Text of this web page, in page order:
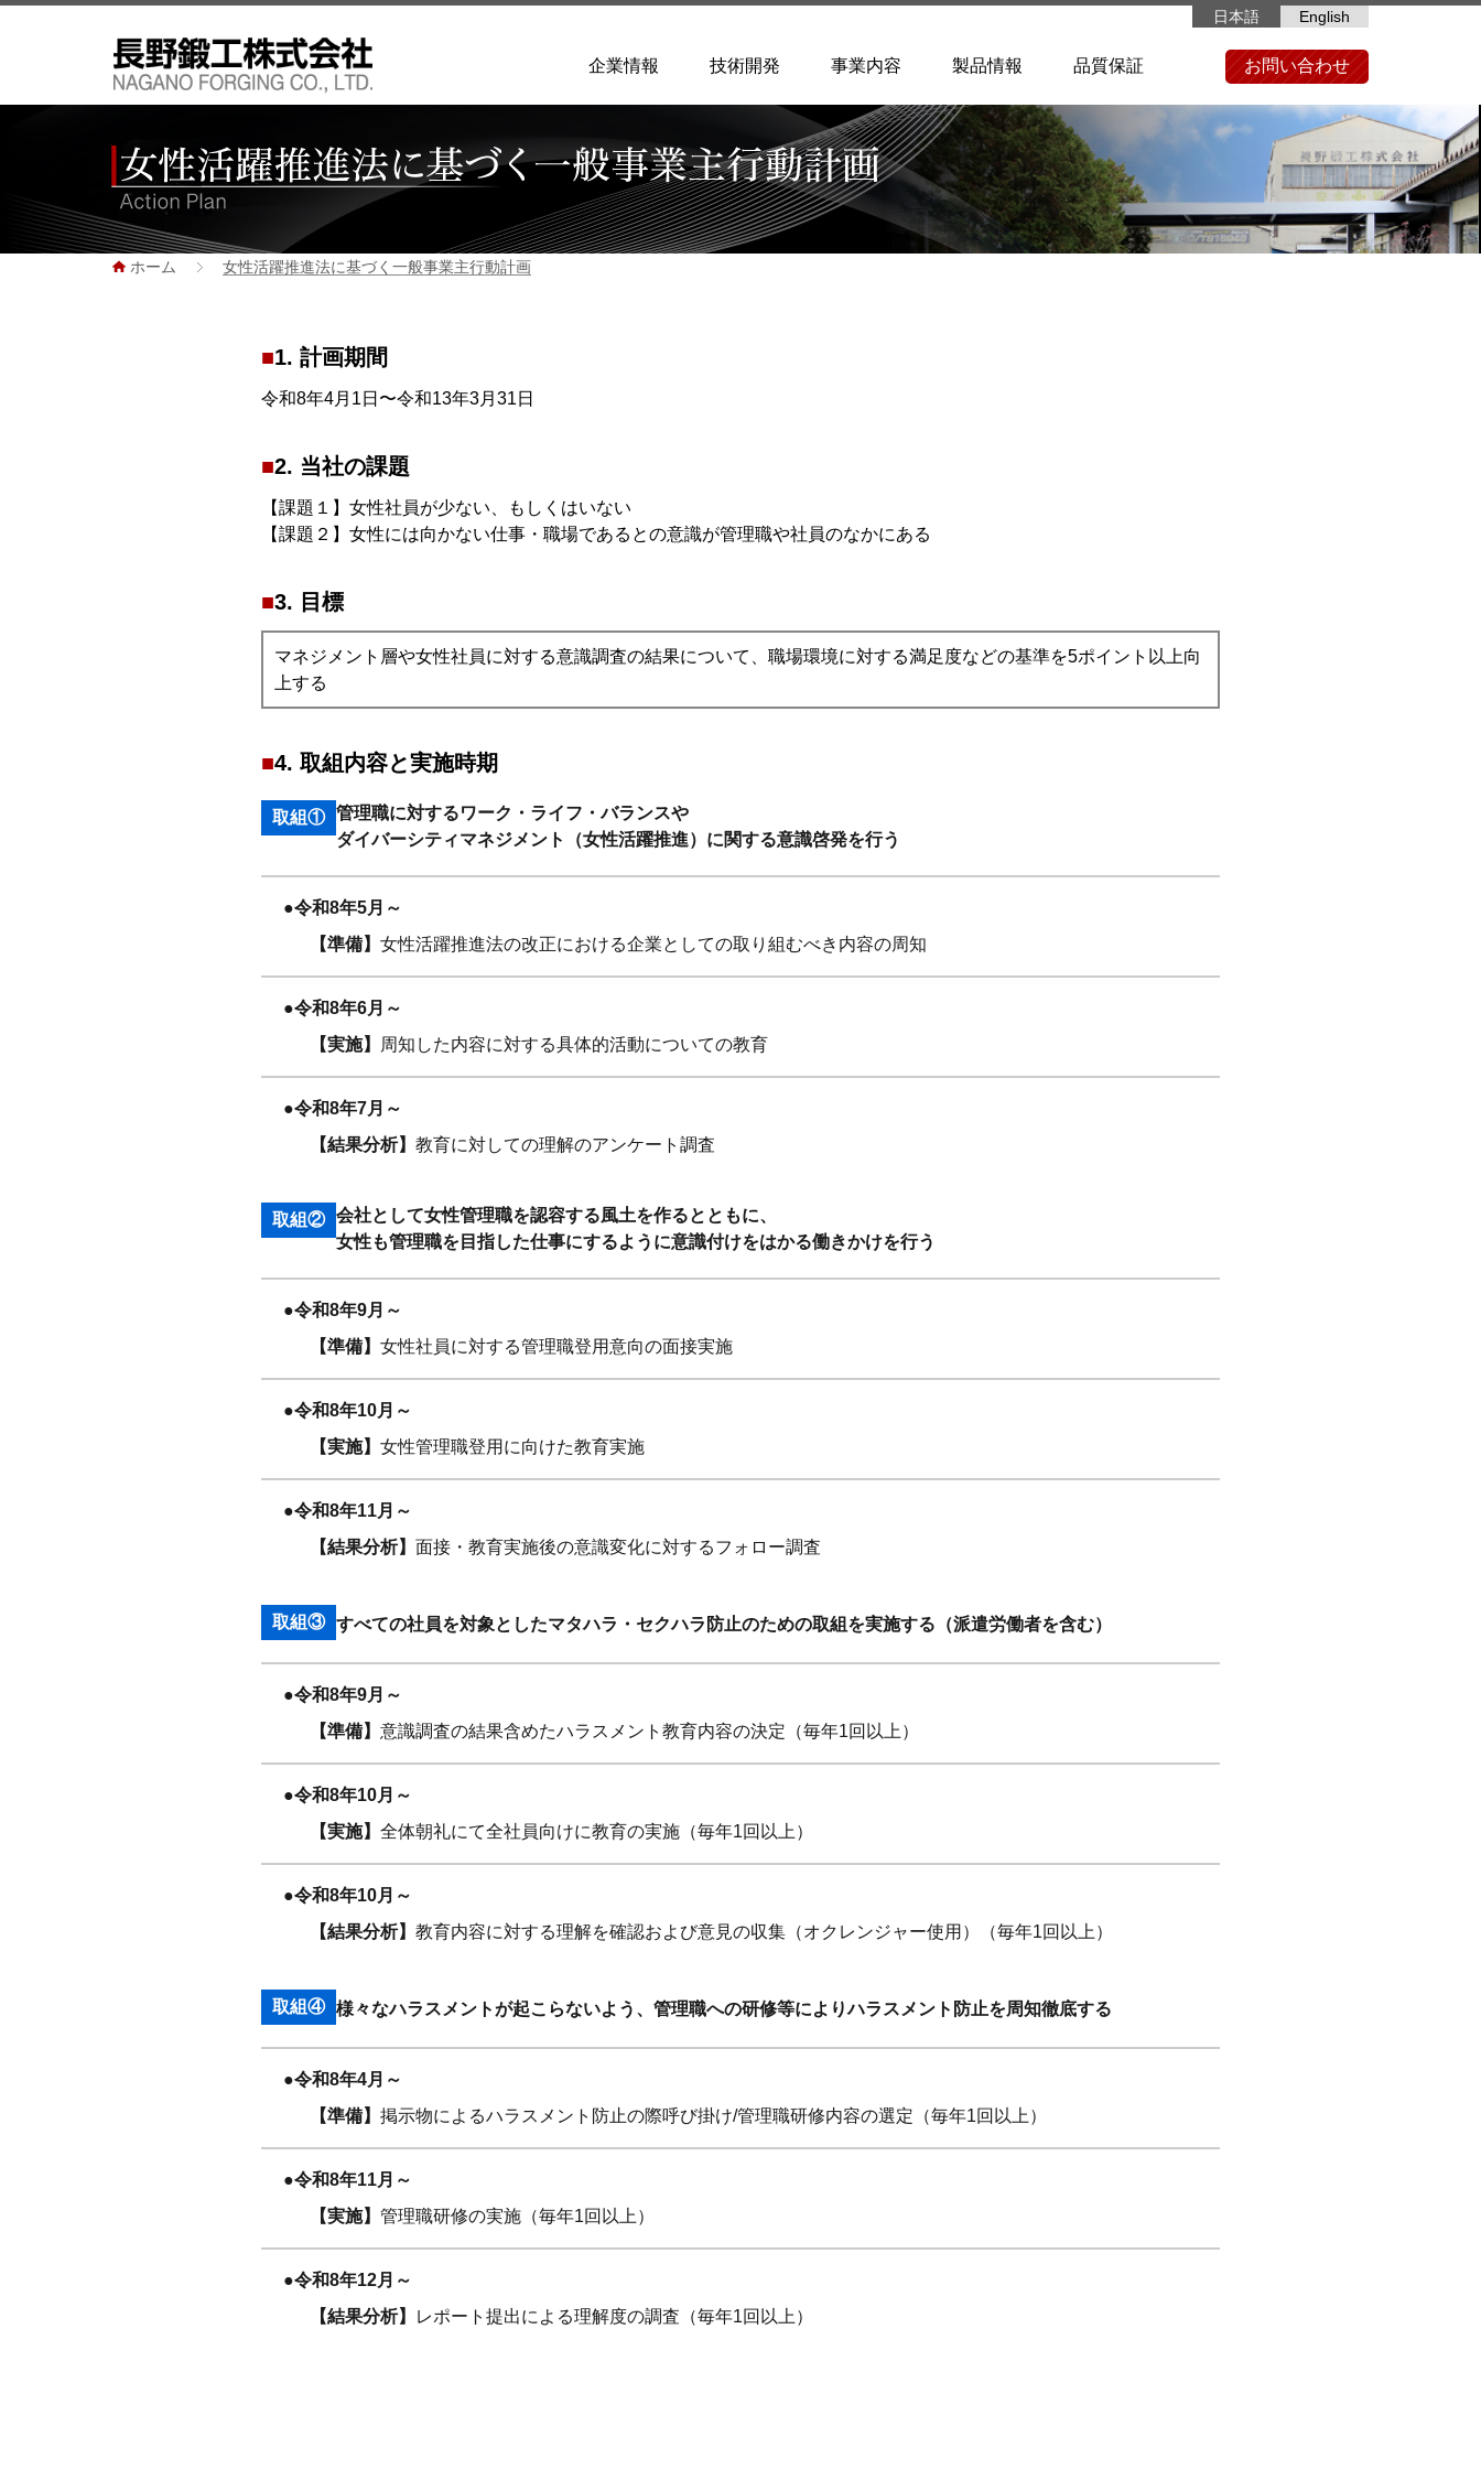
日本語 English
企業情報 技術開発 事業内容 製品情報 品質保証 お問い合わせ
ホーム 女性活躍推進法に基づく一般事業主行動計画
1. 計画期間
令和8年4月1日〜令和13年3月31日
2. 当社の課題
【課題１】女性社員が少ない、もしくはいない
【課題２】女性には向かない仕事・職場であるとの意識が管理職や社員のなかにある
3. 目標
マネジメント層や女性社員に対する意識調査の結果について、職場環境に対する満足度などの基準を5ポイント以上向
上する
4. 取組内容と実施時期
取組① 管理職に対するワーク・ライフ・バランスや
ダイバーシティマネジメント（女性活躍推進）に関する意識啓発を行う
●令和8年5月～
【準備】 女性活躍推進法の改正における企業としての取り組むべき内容の周知
●令和8年6月～
【実施】
周知した内容に対する具体的活動についての教育
●令和8年7月～
【結果分析】 教育に対しての理解のアンケート調査
取組② 会社として女性管理職を認容する風土を作るとともに、
女性も管理職を目指した仕事にするように意識付けをはかる働きかけを行う
●令和8年9月～
【準備】 女性社員に対する管理職登用意向の面接実施
●令和8年10月～
【実施】 女性管理職登用に向けた教育実施
●令和8年11月～
【結果分析】 面接・教育実施後の意識変化に対するフォロー調査
取組③ すべての社員を対象としたマタハラ・セクハラ防止のための取組を実施する（派遣労働者を含む）
●令和8年9月～
【準備】 意識調査の結果含めたハラスメント教育内容の決定（毎年1回以上）
●令和8年10月～
【実施】 全体朝礼にて全社員向けに教育の実施（毎年1回以上）
●令和8年10月～
【結果分析】 教育内容に対する理解を確認および意見の収集（オクレンジャー使用）（毎年1回以上）
取組④ 様々なハラスメントが起こらないよう、管理職への研修等によりハラスメント防止を周知徹底する
●令和8年4月～
【準備】 掲示物によるハラスメント防止の際呼び掛け/管理職研修内容の選定（毎年1回以上）
●令和8年11月～
【実施】 管理職研修の実施（毎年1回以上）
●令和8年12月～
【結果分析】
レポート提出による理解度の調査（毎年1回以上）